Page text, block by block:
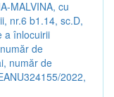
MALVINA, cu
nr.6 b1.14, sc.D,
a înlocuirii
de
număr de
2022,